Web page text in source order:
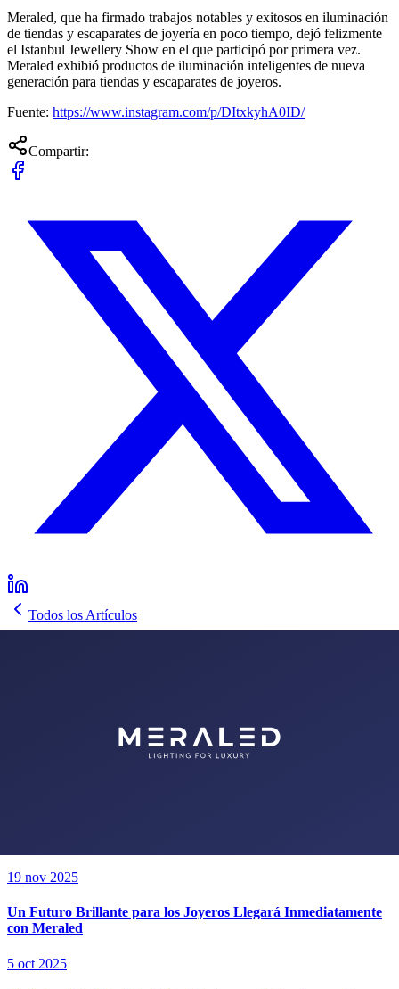
Meraled, que ha firmado trabajos notables y exitosos en iluminación
de tiendas y escaparates de joyería en poco tiempo, dejó felizmente
el Istanbul Jewellery Show en el que participó por primera vez.
Meraled exhibió productos de iluminación inteligentes de nueva
generación para tiendas y escaparates de joyeros.
Fuente: https://www.instagram.com/p/DItxkyhA0ID/
Compartir:
Todos los Artículos
19 nov 2025
Un Futuro Brillante para los Joyeros Llegará Inmediatamente
con Meraled
5 oct 2025